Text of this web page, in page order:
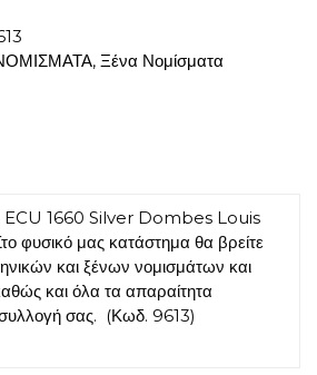
, Ξένα Νομίσματα
ECU 1660 Silver Dombes Louis
φυσικό μας κατάστημα θα βρείτε
και ξένων νομισμάτων και
και όλα τα απαραίτητα
σας. (Κωδ. 9613)